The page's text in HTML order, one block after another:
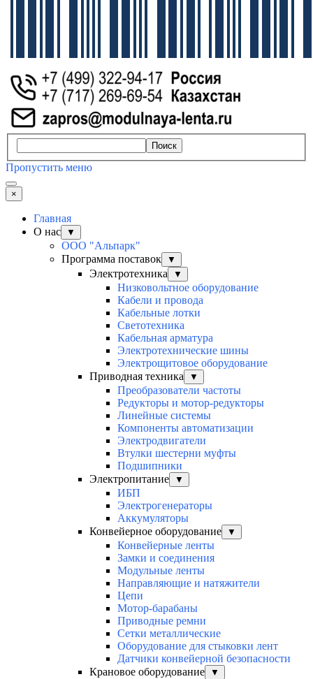
Поиск
Пропустить меню
×
Главная
О нас
▼
ООО "Альпарк"
Программа поставок
▼
Электротехника ▼
Низковольтное оборудование
Кабели и провода
Кабельные лотки
Светотехника
Кабельная арматура
Электротехнические шины
Электрощитовое оборудование
Приводная техника
▼
Преобразователи частоты
Редукторы и мотор-редукторы
Линейные системы
Компоненты автоматизации
Электродвигатели
Втулки шестерни муфты
Подшипники
Электропитание
▼
ИБП
Электрогенераторы
Аккумуляторы
Конвейерное оборудование
▼
Конвейерные ленты
Замки и соединения
Модульные ленты
Направляющие и натяжители
Цепи
Мотор-барабаны
Приводные ремни
Сетки металлические
Оборудование для стыковки лент
Датчики конвейерной безопасности
Крановое оборудование
▼